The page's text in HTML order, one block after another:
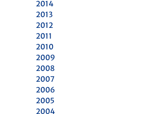
2014
2013
2012
2011
2010
2009
2008
2007
2006
2005
2004